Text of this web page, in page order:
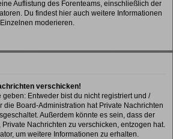
Auflistung des Forenteams, einschließlich der
Du findest hier auch weitere Informationen
moderieren.
verschicken!
Entweder bist du nicht registriert und /
die Board-Administration hat Private Nachrichten
Außerdem könnte es sein, dass der
Nachrichten zu verschicken, entzogen hat.
um weitere Informationen zu erhalten.